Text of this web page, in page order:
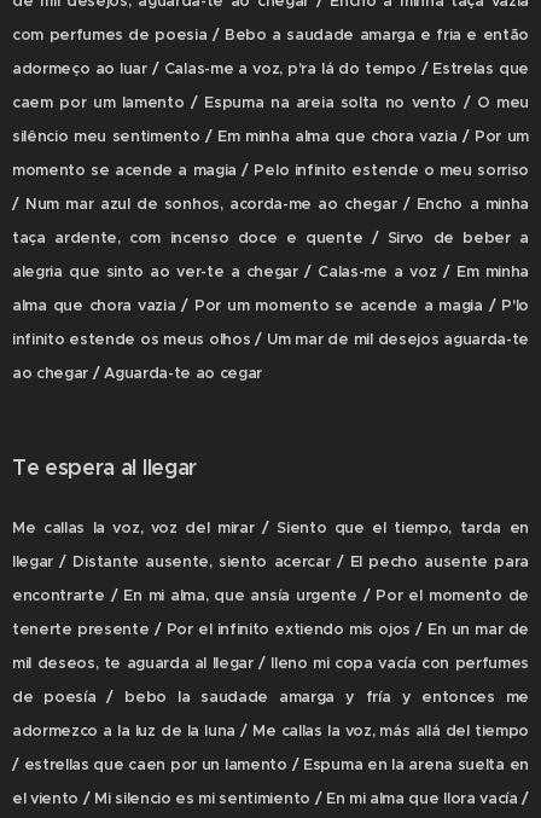
com perfumes de poesia / Bebo a saudade amarga e fria e então
adormeço ao luar / Calas-me a voz, p'ra lá do tempo / Estrelas que
caem por um lamento / Espuma na areia solta no vento / O meu
silêncio meu sentimento / Em minha alma que chora vazia / Por um
momento se acende a magia / Pelo infinito estende o meu sorriso
/ Num mar azul de sonhos, acorda-me ao chegar / Encho a minha
taça ardente, com incenso doce e quente / Sirvo de beber a
alegria que sinto ao ver-te a chegar / Calas-me a voz / Em minha
alma que chora vazia / Por um momento se acende a magia / P'lo
infinito estende os meus olhos / Um mar de mil desejos aguarda-te
ao chegar / Aguarda-te ao cegar
Te espera al llegar
Me callas la voz, voz del mirar / Siento que el tiempo, tarda en
llegar / Distante ausente, siento acercar / El pecho ausente para
encontrarte / En mi alma, que ansía urgente / Por el momento de
tenerte presente / Por el infinito extiendo mis ojos / En un mar de
mil deseos, te aguarda al llegar / lleno mi copa vacía con perfumes
de poesía / bebo la saudade amarga y fría y entonces me
adormezco a la luz de la luna / Me callas la voz, más allá del tiempo
/ estrellas que caen por un lamento / Espuma en la arena suelta en
el viento / Mi silencio es mi sentimiento / En mi alma que llora vacía /